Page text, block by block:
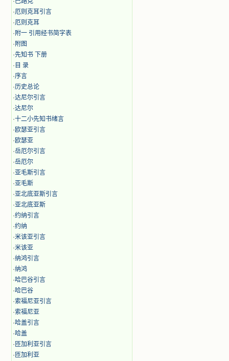
·厄则克耳引言
·厄则克耳
· 附一 引用经书简字表
· 附图
·先知书 下册
· 目 录
·序言
·历史总论
·达尼尔引言
·达尼尔
·十二小先知书绪言
·欧瑟亚引言
·欧瑟亚
·岳厄尔引言
·岳厄尔
·亚毛斯引言
·亚毛斯
·亚北底亚斯引言
·亚北底亚斯
·约纳引言
·约纳
·米该亚引言
·米该亚
·纳鸿引言
·纳鸿
·哈巴谷引言
·哈巴谷
·索福尼亚引言
·索福尼亚
·哈盖引言
·哈盖
· 匝加利亚引言
· 匝加利亚